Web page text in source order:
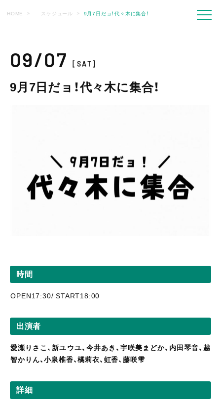
HOME スケジュール 9月7日だョ！代々木に集合！
09/07[SAT]
9月7日だョ！代々木に集合！
時間
OPEN17:30/ START18:00
出演者
愛瀬りさこ、新ユウユ、今井あき、宇咲美まどか、内田琴音、越
智かりん、小泉椎香、橘莉衣、虹香、藤咲雫
詳細